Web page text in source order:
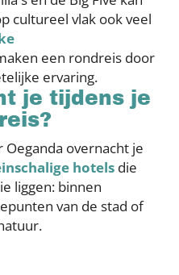
cultureel vlak ook veel
een rondreis door
ervaring.
je tijdens je
overnacht je
hotels die
liggen: binnen
van de stad of